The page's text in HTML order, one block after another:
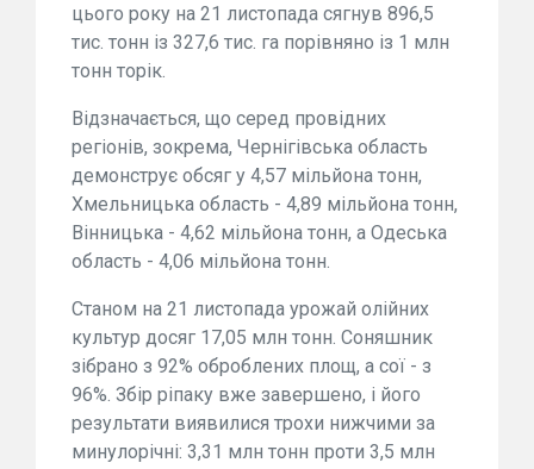
цього року на 21 листопада сягнув 896,5
тис. тонн із 327,6 тис. га порівняно із 1 млн
тонн торік.
Відзначається, що серед провідних
регіонів, зокрема, Чернігівська область
демонструє обсяг у 4,57 мільйона тонн,
Хмельницька область - 4,89 мільйона тонн,
Вінницька - 4,62 мільйона тонн, а Одеська
область - 4,06 мільйона тонн.
Станом на 21 листопада урожай олійних
культур досяг 17,05 млн тонн. Соняшник
зібрано з 92% оброблених площ, а сої - з
96%. Збір ріпаку вже завершено, і його
результати виявилися трохи нижчими за
минулорічні: 3,31 млн тонн проти 3,5 млн